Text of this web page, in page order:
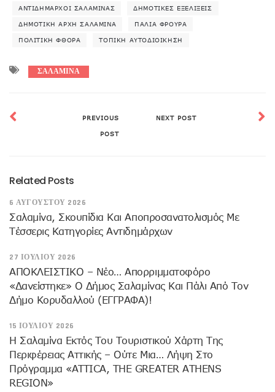
ΑΝΤΙΔΉΜΑΡΧΟΙ ΣΑΛΑΜΊΝΑΣ ΔΗΜΟΤΙΚΈΣ ΕΞΕΛΊΞΕΙΣ
ΔΗΜΟΤΙΚΉ ΑΡΧΉ ΣΑΛΑΜΊΝΑ ΠΑΛΙΆ ΦΡΟΥΡΆ
ΠΟΛΙΤΙΚΉ ΦΘΟΡΆ ΤΟΠΙΚΉ ΑΥΤΟΔΙΟΊΚΗΣΗ
ΣΑΛΑΜΙΝΑ
PREVIOUS
POST
NEXT POST
Related Posts
6 ΑΥΓΟΎΣΤΟΥ 2026
Σαλαμίνα, Σκουπίδια Και Αποπροσανατολισμός Με
Τέσσερις Κατηγορίες Αντιδημάρχων
27 ΙΟΥΛΊΟΥ 2026
ΑΠΟΚΛΕΙΣΤΙΚΟ – Νέο… Απορριμματοφόρο
«δανείστηκε» Ο Δήμος Σαλαμίνας Και Πάλι Από Τον
Δήμο Κορυδαλλού (ΕΓΓΡΑΦΑ)!
15 ΙΟΥΛΊΟΥ 2026
H Σαλαμίνα Εκτός Του Τουριστικού Χάρτη Της
Περιφέρειας Αττικής – Ούτε Μια… Λήψη Στο
Πρόγραμμα «ATTICA, THE GREATER ATHENS
REGION»